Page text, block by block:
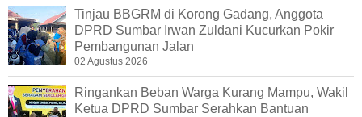
Tinjau BBGRM di Korong Gadang, Anggota
DPRD Sumbar Irwan Zuldani Kucurkan Pokir
Pembangunan Jalan
02 Agustus 2026
Ringankan Beban Warga Kurang Mampu, Wakil
Ketua DPRD Sumbar Serahkan Bantuan